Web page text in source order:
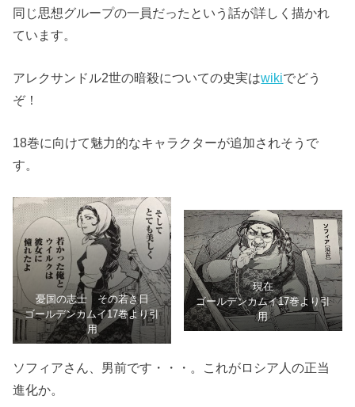
同じ思想グループの一員だったという話が詳しく描かれ
ています。
アレクサンドル2世の暗殺についての史実はwikiでどう
ぞ！
18巻に向けて魅力的なキャラクターが追加されそうで
す。
憂国の志士 その若き日
ゴールデンカムイ17巻より引
用
現在
ゴールデンカムイ17巻より引
用
ソフィアさん、男前です・・・。これがロシア人の正当
進化か。